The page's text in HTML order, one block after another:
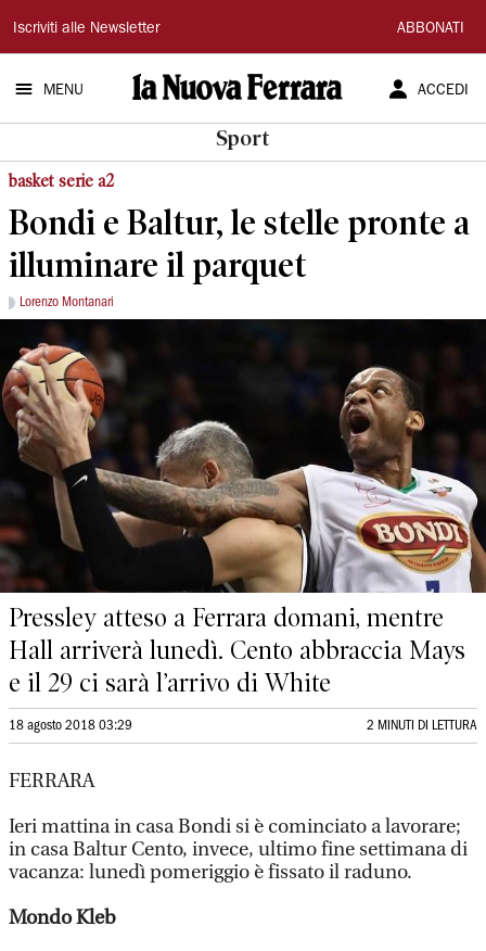
La
Nuova
Ferrara
Iscriviti alle Newsletter ABBONATI
MENU ACCEDI
Sport
basket serie a2
Bondi e Baltur, le stelle pronte a
illuminare il parquet
Lorenzo Montanari
Pressley atteso a Ferrara domani, mentre
Hall arriverà lunedì. Cento abbraccia Mays
e il 29 ci sarà l’arrivo di White
18 agosto 2018 03:29 2 MINUTI DI LETTURA
FERRARA
Ieri mattina in casa Bondi si è cominciato a lavorare;
in casa Baltur Cento, invece, ultimo fine settimana di
vacanza: lunedì pomeriggio è fissato il raduno.
Mondo Kleb